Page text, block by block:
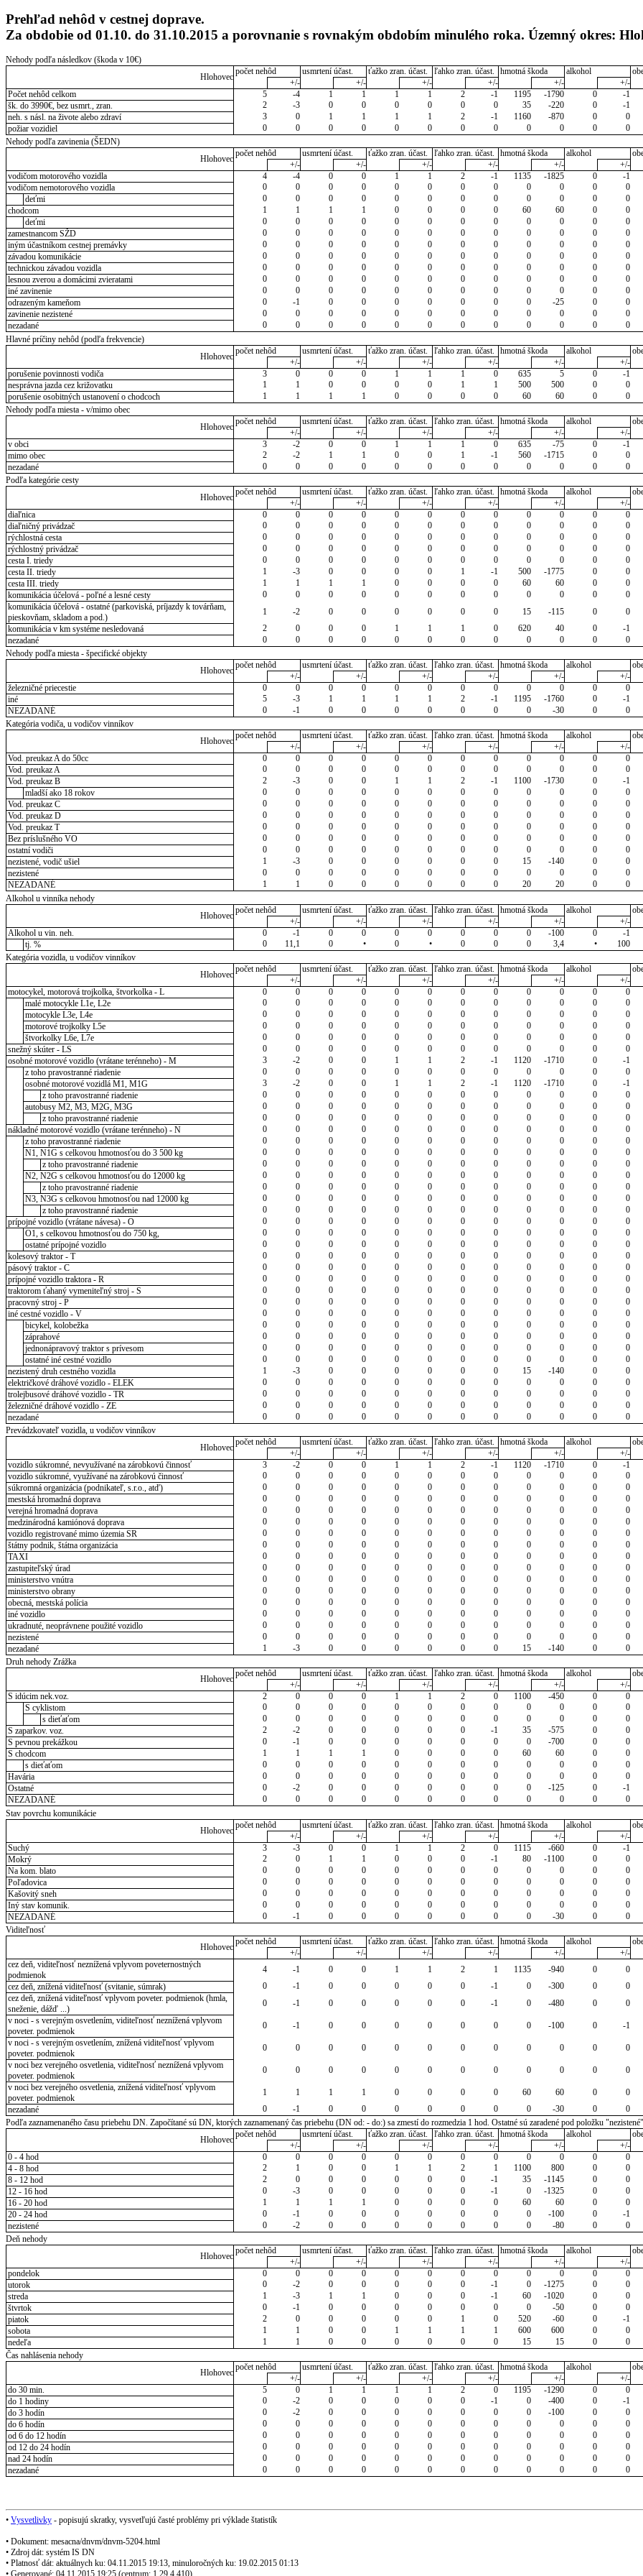
Prehľad nehôd v cestnej doprave.
Za obdobie od 01.10. do 31.10.2015 a porovnanie s rovnakým obdobím minulého roka. Územný okres:
Nehody podľa následkov (škoda v 10€)
Hlohovec
počet nehôd usmrtení účast. ťažko zran. účast. ľahko zran. účast. hmotná škoda alkohol
+/-
+/- +/- +/- +/- +/-
Počet nehôd celkom
5 -4 1 1 1 1 2 -1 1195 -1790 0 -1
šk. do 3990€, bez usmrt., zran.
2 -3 0 0 0 0 0 0 35 -220 0 -1
neh. s násl. na živote alebo zdraví
3 0 1 1 1 1 2 -1 1160 -870 0 0
požiar vozidiel
0 0 0 0 0 0 0 0 0 0 0 0
Nehody podľa zavinenia (ŠEDN)
Hlohovec
počet nehôd usmrtení účast. ťažko zran. účast. ľahko zran. účast. hmotná škoda alkohol
+/-
+/- +/- +/- +/- +/-
vodičom motorového vozidla
4 -4 0 0 1 1 2 -1 1135 -1825 0 -1
vodičom nemotorového vozidla
0 0 0 0 0 0 0 0 0 0 0 0
deťmi
0 0 0 0 0 0 0 0 0 0 0 0
chodcom
1 1 1 1 0 0 0 0 60 60 0 0
deťmi
0 0 0 0 0 0 0 0 0 0 0 0
zamestnancom SŽD
0 0 0 0 0 0 0 0 0 0 0 0
iným účastníkom cestnej premávky
0 0 0 0 0 0 0 0 0 0 0 0
závadou komunikácie
0 0 0 0 0 0 0 0 0 0 0 0
technickou závadou vozidla
0 0 0 0 0 0 0 0 0 0 0 0
lesnou zverou a domácimi zvieratami
0 0 0 0 0 0 0 0 0 0 0 0
iné zavinenie
0 0 0 0 0 0 0 0 0 0 0 0
odrazeným kameňom
0 -1 0 0 0 0 0 0 0 -25 0 0
zavinenie nezistené
0 0 0 0 0 0 0 0 0 0 0 0
nezadané
0 0 0 0 0 0 0 0 0 0 0 0
Hlavné príčiny nehôd (podľa frekvencie)
Hlohovec
počet nehôd usmrtení účast. ťažko zran. účast. ľahko zran. účast. hmotná škoda alkohol
+/-
+/- +/- +/- +/- +/-
porušenie povinnosti vodiča
3 0 0 0 1 1 1 0 635 5 0 -1
nesprávna jazda cez križovatku
1 1 0 0 0 0 1 1 500 500 0 0
porušenie osobitných ustanovení o chodcoch
1 1 1 1 0 0 0 0 60 60 0 0
Nehody podľa miesta - v/mimo obec
Hlohovec
počet nehôd usmrtení účast. ťažko zran. účast. ľahko zran. účast. hmotná škoda alkohol
+/-
+/- +/- +/- +/- +/-
v obci
3 -2 0 0 1 1 1 0 635 -75 0 -1
mimo obec
2 -2 1 1 0 0 1 -1 560 -1715 0 0
nezadané
0 0 0 0 0 0 0 0 0 0 0 0
Podľa kategórie cesty
Hlohovec
počet nehôd usmrtení účast. ťažko zran. účast. ľahko zran. účast. hmotná škoda alkohol
+/-
+/- +/- +/- +/- +/-
diaľnica
0 0 0 0 0 0 0 0 0 0 0 0
diaľničný privádzač
0 0 0 0 0 0 0 0 0 0 0 0
rýchlostná cesta
0 0 0 0 0 0 0 0 0 0 0 0
rýchlostný privádzač
0 0 0 0 0 0 0 0 0 0 0 0
cesta I. triedy
0 0 0 0 0 0 0 0 0 0 0 0
cesta II. triedy
1 -3 0 0 0 0 1 -1 500 -1775 0 0
cesta III. triedy
1 1 1 1 0 0 0 0 60 60 0 0
komunikácia účelová - poľné a lesné cesty
0 0 0 0 0 0 0 0 0 0 0 0
komunikácia účelová - ostatné (parkoviská, príjazdy k továrňam,
pieskovňam, skladom a pod.)
1 -2 0 0 0 0 0 0 15 -115 0 0
komunikácia v km systéme nesledovaná
2 0 0 0 1 1 1 0 620 40 0 -1
nezadané
0 0 0 0 0 0 0 0 0 0 0 0
Nehody podľa miesta - špecifické objekty
Hlohovec
počet nehôd usmrtení účast. ťažko zran. účast. ľahko zran. účast. hmotná škoda alkohol
+/-
+/- +/- +/- +/- +/-
železničné priecestie
0 0 0 0 0 0 0 0 0 0 0 0
iné
5 -3 1 1 1 1 2 -1 1195 -1760 0 -1
NEZADANÉ
0 -1 0 0 0 0 0 0 0 -30 0 0
Kategória vodiča, u vodičov vinníkov
Hlohovec
počet nehôd usmrtení účast. ťažko zran. účast. ľahko zran. účast. hmotná škoda alkohol
+/-
+/- +/- +/- +/- +/-
Vod. preukaz A do 50cc
0 0 0 0 0 0 0 0 0 0 0 0
Vod. preukaz A
0 0 0 0 0 0 0 0 0 0 0 0
Vod. preukaz B
2 -3 0 0 1 1 2 -1 1100 -1730 0 -1
mladší ako 18 rokov
0 0 0 0 0 0 0 0 0 0 0 0
Vod. preukaz C
0 0 0 0 0 0 0 0 0 0 0 0
Vod. preukaz D
0 0 0 0 0 0 0 0 0 0 0 0
Vod. preukaz T
0 0 0 0 0 0 0 0 0 0 0 0
Bez príslušného VO
0 0 0 0 0 0 0 0 0 0 0 0
ostatní vodiči
0 0 0 0 0 0 0 0 0 0 0 0
nezistené, vodič ušiel
1 -3 0 0 0 0 0 0 15 -140 0 0
nezistené
0 0 0 0 0 0 0 0 0 0 0 0
NEZADANÉ
1 1 0 0 0 0 0 0 20 20 0 0
Alkohol u vinníka nehody
Hlohovec
počet nehôd usmrtení účast. ťažko zran. účast. ľahko zran. účast. hmotná škoda alkohol
+/-
+/- +/- +/- +/- +/-
Alkohol u vin. neh.
0 -1 0 0 0 0 0 0 0 -100 0 -1
tj. %
0 11,1 0 • 0 • 0 0 0 3,4 • 100
Kategória vozidla, u vodičov vinníkov
Hlohovec
počet nehôd usmrtení účast. ťažko zran. účast. ľahko zran. účast. hmotná škoda alkohol
+/-
+/- +/- +/- +/- +/-
motocykel, motorová trojkolka, štvorkolka - L
0 0 0 0 0 0 0 0 0 0 0 0
malé motocykle L1e, L2e
0 0 0 0 0 0 0 0 0 0 0 0
motocykle L3e, L4e
0 0 0 0 0 0 0 0 0 0 0 0
motorové trojkolky L5e
0 0 0 0 0 0 0 0 0 0 0 0
štvorkolky L6e, L7e
0 0 0 0 0 0 0 0 0 0 0 0
snežný skúter - LS
0 0 0 0 0 0 0 0 0 0 0 0
osobné motorové vozidlo (vrátane terénneho) - M
3 -2 0 0 1 1 2 -1 1120 -1710 0 -1
z toho pravostranné riadenie
0 0 0 0 0 0 0 0 0 0 0 0
osobné motorové vozidlá M1, M1G
3 -2 0 0 1 1 2 -1 1120 -1710 0 -1
z toho pravostranné riadenie
0 0 0 0 0 0 0 0 0 0 0 0
autobusy M2, M3, M2G, M3G
0 0 0 0 0 0 0 0 0 0 0 0
z toho pravostranné riadenie
0 0 0 0 0 0 0 0 0 0 0 0
nákladné motorové vozidlo (vrátane terénneho) - N
0 0 0 0 0 0 0 0 0 0 0 0
z toho pravostranné riadenie
0 0 0 0 0 0 0 0 0 0 0 0
N1, N1G s celkovou hmotnosťou do 3 500 kg
0 0 0 0 0 0 0 0 0 0 0 0
z toho pravostranné riadenie
0 0 0 0 0 0 0 0 0 0 0 0
N2, N2G s celkovou hmotnosťou do 12000 kg
0 0 0 0 0 0 0 0 0 0 0 0
z toho pravostranné riadenie
0 0 0 0 0 0 0 0 0 0 0 0
N3, N3G s celkovou hmotnosťou nad 12000 kg
0 0 0 0 0 0 0 0 0 0 0 0
z toho pravostranné riadenie
0 0 0 0 0 0 0 0 0 0 0 0
prípojné vozidlo (vrátane návesa) - O
0 0 0 0 0 0 0 0 0 0 0 0
O1, s celkovou hmotnosťou do 750 kg,
0 0 0 0 0 0 0 0 0 0 0 0
ostatné prípojné vozidlo
0 0 0 0 0 0 0 0 0 0 0 0
kolesový traktor - T
0 0 0 0 0 0 0 0 0 0 0 0
pásový traktor - C
0 0 0 0 0 0 0 0 0 0 0 0
prípojné vozidlo traktora - R
0 0 0 0 0 0 0 0 0 0 0 0
traktorom ťahaný vymeniteľný stroj - S
0 0 0 0 0 0 0 0 0 0 0 0
pracovný stroj - P
0 0 0 0 0 0 0 0 0 0 0 0
iné cestné vozidlo - V
0 0 0 0 0 0 0 0 0 0 0 0
bicykel, kolobežka
0 0 0 0 0 0 0 0 0 0 0 0
záprahové
0 0 0 0 0 0 0 0 0 0 0 0
jednonápravový traktor s prívesom
0 0 0 0 0 0 0 0 0 0 0 0
ostatné iné cestné vozidlo
0 0 0 0 0 0 0 0 0 0 0 0
nezistený druh cestného vozidla
1 -3 0 0 0 0 0 0 15 -140 0 0
električkové dráhové vozidlo - ELEK
0 0 0 0 0 0 0 0 0 0 0 0
trolejbusové dráhové vozidlo - TR
0 0 0 0 0 0 0 0 0 0 0 0
železničné dráhové vozidlo - ZE
0 0 0 0 0 0 0 0 0 0 0 0
nezadané
0 0 0 0 0 0 0 0 0 0 0 0
Prevádzkovateľ vozidla, u vodičov vinníkov
Hlohovec
počet nehôd usmrtení účast. ťažko zran. účast. ľahko zran. účast. hmotná škoda alkohol
+/-
+/- +/- +/- +/- +/-
vozidlo súkromné, nevyužívané na zárobkovú činnosť
3 -2 0 0 1 1 2 -1 1120 -1710 0 -1
vozidlo súkromné, využívané na zárobkovú činnosť
0 0 0 0 0 0 0 0 0 0 0 0
súkromná organizácia (podnikateľ, s.r.o., atď)
0 0 0 0 0 0 0 0 0 0 0 0
mestská hromadná doprava
0 0 0 0 0 0 0 0 0 0 0 0
verejná hromadná doprava
0 0 0 0 0 0 0 0 0 0 0 0
medzinárodná kamiónová doprava
0 0 0 0 0 0 0 0 0 0 0 0
vozidlo registrované mimo územia SR
0 0 0 0 0 0 0 0 0 0 0 0
štátny podnik, štátna organizácia
0 0 0 0 0 0 0 0 0 0 0 0
TAXI
0 0 0 0 0 0 0 0 0 0 0 0
zastupiteľský úrad
0 0 0 0 0 0 0 0 0 0 0 0
ministerstvo vnútra
0 0 0 0 0 0 0 0 0 0 0 0
ministerstvo obrany
0 0 0 0 0 0 0 0 0 0 0 0
obecná, mestská polícia
0 0 0 0 0 0 0 0 0 0 0 0
iné vozidlo
0 0 0 0 0 0 0 0 0 0 0 0
ukradnuté, neoprávnene použité vozidlo
0 0 0 0 0 0 0 0 0 0 0 0
nezistené
0 0 0 0 0 0 0 0 0 0 0 0
nezadané
1 -3 0 0 0 0 0 0 15 -140 0 0
Druh nehody Zrážka
Hlohovec
počet nehôd usmrtení účast. ťažko zran. účast. ľahko zran. účast. hmotná škoda alkohol
+/-
+/- +/- +/- +/- +/-
S idúcim nek.voz.
2 0 0 0 1 1 2 0 1100 -450 0 0
S cyklistom
0 0 0 0 0 0 0 0 0 0 0 0
s dieťaťom
0 0 0 0 0 0 0 0 0 0 0 0
S zaparkov. voz.
2 -2 0 0 0 0 0 -1 35 -575 0 0
S pevnou prekážkou
0 -1 0 0 0 0 0 0 0 -700 0 0
S chodcom
1 1 1 1 0 0 0 0 60 60 0 0
s dieťaťom
0 0 0 0 0 0 0 0 0 0 0 0
Havária
0 0 0 0 0 0 0 0 0 0 0 0
Ostatné
0 -2 0 0 0 0 0 0 0 -125 0 -1
NEZADANÉ
0 0 0 0 0 0 0 0 0 0 0 0
Stav povrchu komunikácie
Hlohovec
počet nehôd usmrtení účast. ťažko zran. účast. ľahko zran. účast. hmotná škoda alkohol
+/-
+/- +/- +/- +/- +/-
Suchý
3 -3 0 0 1 1 2 0 1115 -660 0 -1
Mokrý
2 0 1 1 0 0 0 -1 80 -1100 0 0
Na kom. blato
0 0 0 0 0 0 0 0 0 0 0 0
Poľadovica
0 0 0 0 0 0 0 0 0 0 0 0
Kašovitý sneh
0 0 0 0 0 0 0 0 0 0 0 0
Iný stav komunik.
0 0 0 0 0 0 0 0 0 0 0 0
NEZADANÉ
0 -1 0 0 0 0 0 0 0 -30 0 0
Viditeľnosť
Hlohovec
počet nehôd usmrtení účast. ťažko zran. účast. ľahko zran. účast. hmotná škoda alkohol
+/-
+/- +/- +/- +/- +/-
cez deň, viditeľnosť neznížená vplyvom poveternostných
podmienok
4 -1 0 0 1 1 2 1 1135 -940 0 0
cez deň, znížená viditeľnosť (svitanie, súmrak)
0 -1 0 0 0 0 0 -1 0 -300 0 0
cez deň, znížená viditeľnosť vplyvom poveter. podmienok (hmla,
sneženie, dážď ...)
0 -1 0 0 0 0 0 -1 0 -480 0 0
v noci - s verejným osvetlením, viditeľnosť neznížená vplyvom
poveter. podmienok
0 -1 0 0 0 0 0 0 0 -100 0 -1
v noci - s verejným osvetlením, znížená viditeľnosť vplyvom
poveter. podmienok
0 0 0 0 0 0 0 0 0 0 0 0
v noci bez verejného osvetlenia, viditeľnosť neznížená vplyvom
poveter. podmienok
0 0 0 0 0 0 0 0 0 0 0 0
v noci bez verejného osvetlenia, znížená viditeľnosť vplyvom
poveter. podmienok
1 1 1 1 0 0 0 0 60 60 0 0
nezadané
0 -1 0 0 0 0 0 0 0 -30 0 0
Podľa zaznamenaného času priebehu DN. Započítané sú DN, ktorých zaznamenaný čas priebehu (DN od: - do:) sa zmestí do rozmedzia 1 hod. Ostatné sú zaradené pod položku "nezistené"
Hlohovec
počet nehôd usmrtení účast. ťažko zran. účast. ľahko zran. účast. hmotná škoda alkohol
+/-
+/- +/- +/- +/- +/-
0 - 4 hod
0 0 0 0 0 0 0 0 0 0 0 0
4 - 8 hod
2 1 0 0 1 1 2 1 1100 800 0 0
8 - 12 hod
2 0 0 0 0 0 0 -1 35 -1145 0 0
12 - 16 hod
0 -3 0 0 0 0 0 -1 0 -1325 0 0
16 - 20 hod
1 1 1 1 0 0 0 0 60 60 0 0
20 - 24 hod
0 -1 0 0 0 0 0 0 0 -100 0 -1
nezistené
0 -2 0 0 0 0 0 0 0 -80 0 0
Deň nehody
Hlohovec
počet nehôd usmrtení účast. ťažko zran. účast. ľahko zran. účast. hmotná škoda alkohol
+/-
+/- +/- +/- +/- +/-
pondelok
0 0 0 0 0 0 0 0 0 0 0 0
utorok
0 -2 0 0 0 0 0 -1 0 -1275 0 0
streda
1 -3 1 1 0 0 0 -1 60 -1020 0 0
štvrtok
0 -1 0 0 0 0 0 0 0 -50 0 0
piatok
2 0 0 0 0 0 1 0 520 -60 0 -1
sobota
1 1 0 0 1 1 1 1 600 600 0 0
nedeľa
1 1 0 0 0 0 0 0 15 15 0 0
Čas nahlásenia nehody
Hlohovec
počet nehôd usmrtení účast. ťažko zran. účast. ľahko zran. účast. hmotná škoda alkohol
+/-
+/- +/- +/- +/- +/-
do 30 min.
5 0 1 1 1 1 2 0 1195 -1290 0 0
do 1 hodiny
0 -2 0 0 0 0 0 -1 0 -400 0 -1
do 3 hodín
0 -2 0 0 0 0 0 0 0 -100 0 0
do 6 hodín
0 0 0 0 0 0 0 0 0 0 0 0
od 6 do 12 hodín
0 0 0 0 0 0 0 0 0 0 0 0
od 12 do 24 hodín
0 0 0 0 0 0 0 0 0 0 0 0
nad 24 hodín
0 0 0 0 0 0 0 0 0 0 0 0
nezadané
0 0 0 0 0 0 0 0 0 0 0 0
• Vysvetlivky - popisujú skratky, vysvetľujú časté problémy pri výklade štatistík
• Dokument: mesacna/dnvm/dnvm-5204.html
• Zdroj dát: systém IS DN
• Platnosť dát: aktuálnych ku: 04.11.2015 19:13, minuloročných ku: 19.02.2015 01:13
• Generované: 04.11.2015 19:25 (centrum: 1.29.4.410)